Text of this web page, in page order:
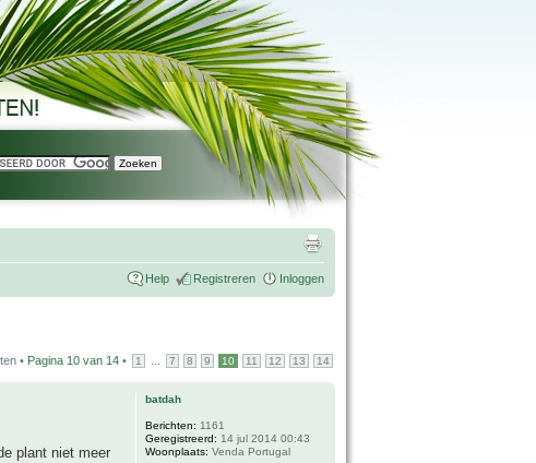
Help Registreren Inloggen
• Pagina 10 van 14 • 1 7 8 9 10 11 12 13 14
plant niet meer
batdah
Berichten: 1161
Geregistreerd: 14 jul 2014 00:43
Woonplaats: Venda Portugal